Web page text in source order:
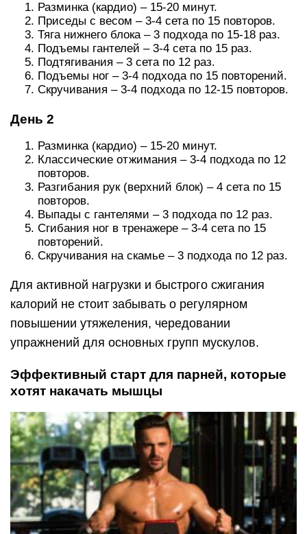
Разминка (кардио) – 15-20 минут.
Приседы с весом – 3-4 сета по 15 повторов.
Тяга нижнего блока – 3 подхода по 15-18 раз.
Подъемы гантелей – 3-4 сета по 15 раз.
Подтягивания – 3 сета по 12 раз.
Подъемы ног – 3-4 подхода по 15 повторений.
Скручивания – 3-4 подхода по 12-15 повторов.
День 2
Разминка (кардио) – 15-20 минут.
Классические отжимания – 3-4 подхода по 12
повторов.
Разгибания рук (верхний блок) – 4 сета по 15
повторов.
Выпады с гантелями – 3 подхода по 12 раз.
Сгибания ног в тренажере – 3-4 сета по 15
повторений.
Скручивания на скамье – 3 подхода по 12 раз.
Для активной нагрузки и быстрого сжигания
калорий не стоит забывать о регулярном
повышении утяжеления, чередовании
упражнений для основных групп мускулов.
Эффективный старт для парней, которые
хотят накачать мышцы